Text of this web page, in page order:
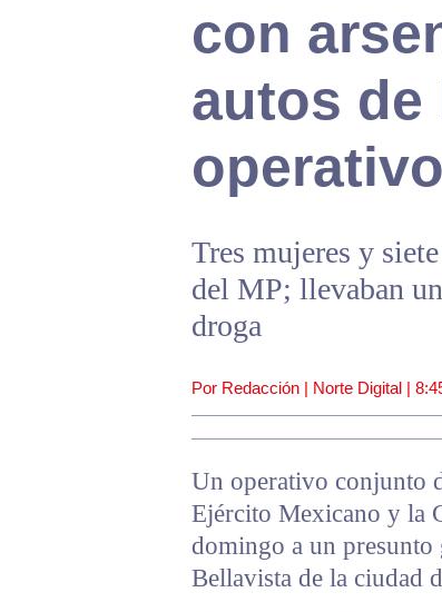
con
autos de
Tres mujeres y
del MP; llevaban
droga
Por Redacción | Norte Digital |
Un operativo conjunto
Ejército Mexicano y la
domingo a un
Bellavista de la ciudad